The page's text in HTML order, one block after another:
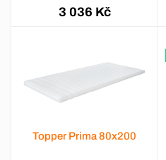
3 036 Kč
Topper Prima 80x200